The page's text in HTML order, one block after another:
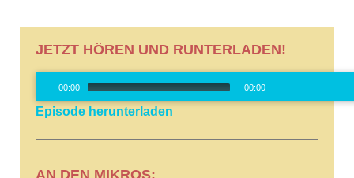
JETZT HÖREN UND RUNTERLADEN!
00:00 00:00
Episode herunterladen
AN DEN MIKROS: